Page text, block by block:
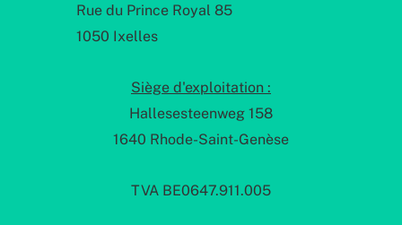
Rue du Prince Royal 85
1050 Ixelles
Siège d'exploitation :
Hallesesteenweg 158
1640 Rhode-Saint-Genèse
TVA BE0647.911.005